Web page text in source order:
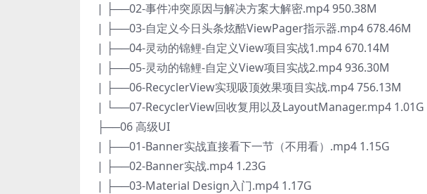
| ├──02-事件冲突原因与解决方案大解密.mp4 950.38M
| ├──03-自定义今日头条炫酷ViewPager指示器.mp4 678.46M
| ├──04-灵动的锦鲤-自定义View项目实战1.mp4 670.14M
| ├──05-灵动的锦鲤-自定义View项目实战2.mp4 936.30M
| ├──06-RecyclerView实现吸顶效果项目实战.mp4 756.13M
| └──07-RecyclerView回收复用以及LayoutManager.mp4 1.01G
├──06 高级UI
| ├──01-Banner实战直接看下一节（不用看）.mp4 1.15G
| ├──02-Banner实战.mp4 1.23G
| ├──03-Material Design入门.mp4 1.17G